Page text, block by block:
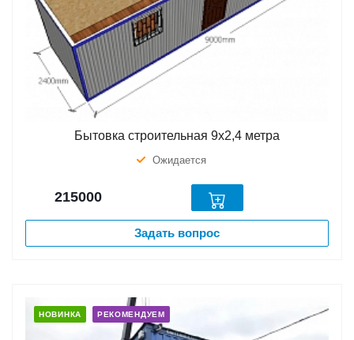
Бытовка строительная 9х2,4 метра
Ожидается
215000
Задать вопрос
НОВИНКА РЕКОМЕНДУЕМ